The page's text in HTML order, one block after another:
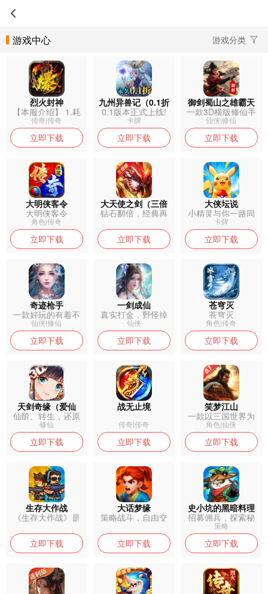
游戏中心 游戏分类
烈火封神
【本服介绍】 1.耗
时一年打...
传奇|传奇
立即下载
九州异兽记（0.1折
免费版）
0.1版本正式上线!
轻松小...
卡牌
立即下载
御剑蜀山之雄霸天
下
一款3D横版修仙手
游 极致唯...
仙侠|修仙
立即下载
大明侠客令
大明侠客令
角色|传奇
立即下载
大天使之剑（三倍
版）
钻石翻倍，经典再
立即下载
大侠坛说
小精灵与你一路同
行！
卡牌
立即下载
奇迹枪手
一款好玩的有着不
错的游戏玩法...
仙侠|修仙
立即下载
一剑成仙
真实打金，野怪掉
落充值卡，免...
仙侠
立即下载
苍穹灭
苍穹灭
角色|传奇
立即下载
天剑奇缘（爱仙
服）
仙阶、转生，还原
最纯正的修仙...
修仙
立即下载
战无止境
传奇|传奇
立即下载
笑梦江山
一款以三国世界为
背景的动作角...
角色|仙侠
立即下载
生存大作战
《生存大作战》是
立即下载
大话梦缘
策略战斗，自由交
立即下载
史小坑的黑暗料理
招募佣兵，探索秘
境，用‘黑暗...
策略
立即下载